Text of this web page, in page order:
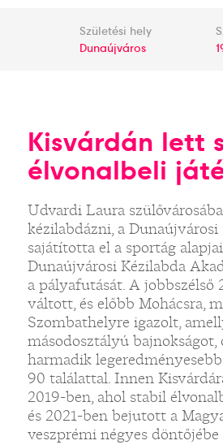
Születési hely
Dunaújváros
Kisvárdán lett
élvonalbeli
Udvardi Laura
kézilabdázni, a
sajátította el a sportág
Dunaújvárosi Kézilabda
a pályafutását. A jobbszélső
váltott, és előbb Mohácsra,
Szombathelyre igazolt,
másodosztályú bajnokságot,
harmadik
90 találattal. Innen
2019-ben, ahol stabil
és 2021-ben bejutott a
veszprémi négyes döntőjébe